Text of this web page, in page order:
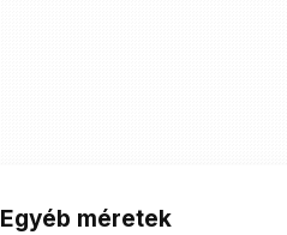
Egyéb méretek